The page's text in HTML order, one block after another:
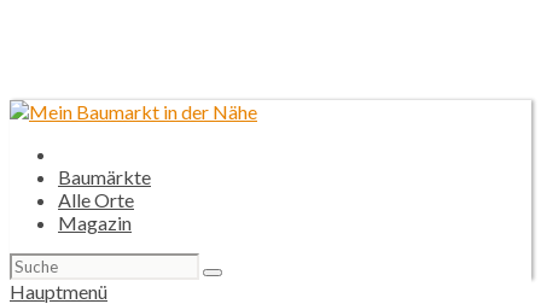
Baumärkte
Alle Orte
Magazin
Suchen
nach:
Hauptmenü